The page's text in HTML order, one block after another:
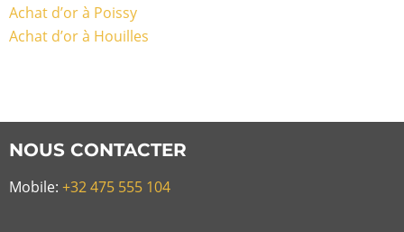
Achat d’or à Poissy
Achat d’or à Houilles
NOUS CONTACTER
Mobile: +32 475 555 104